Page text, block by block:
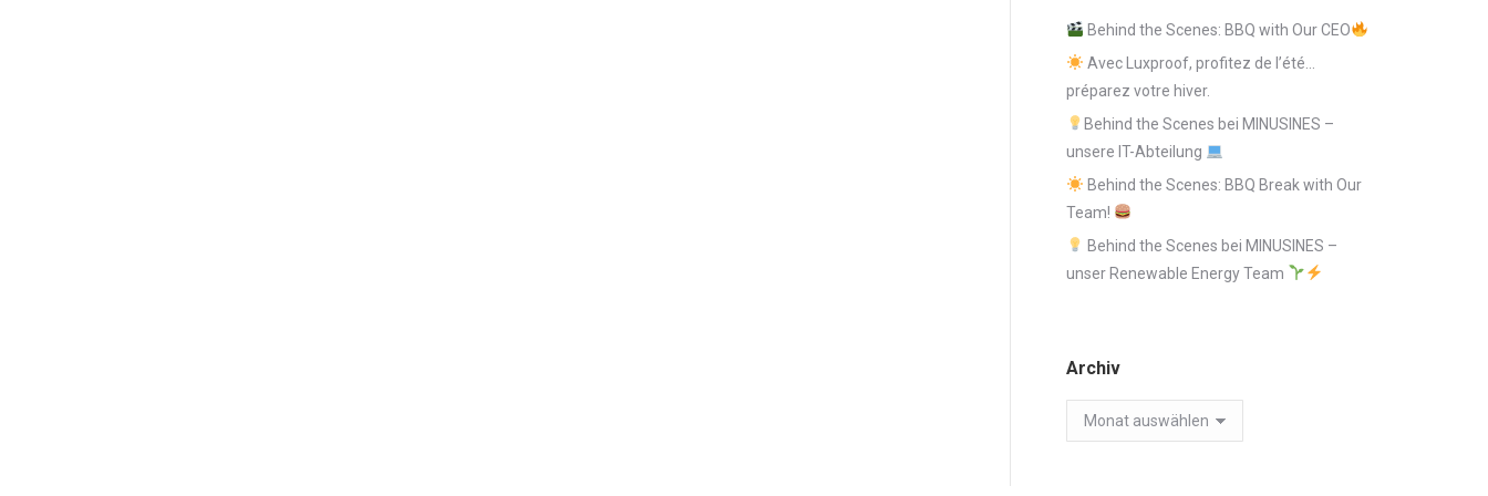
Behind the Scenes: BBQ with Our CEO
Avec Luxproof, profitez de l’été…
préparez votre hiver.
Behind the Scenes bei MINUSINES –
unsere IT-Abteilung
Behind the Scenes: BBQ Break with Our
Team!
Behind the Scenes bei MINUSINES –
unser Renewable Energy Team
Archiv
Archiv